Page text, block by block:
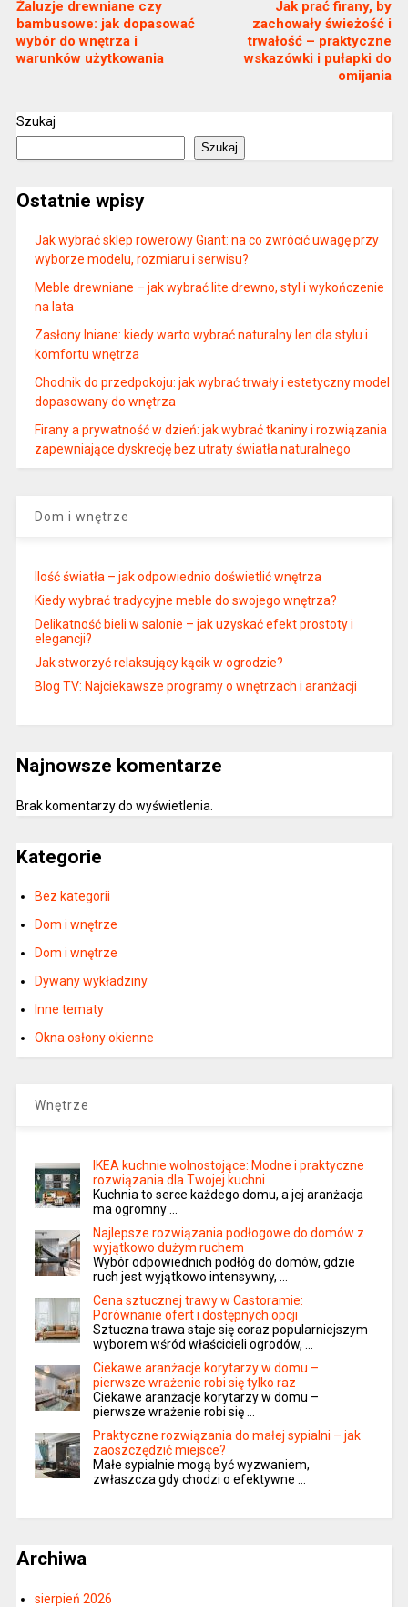
Żaluzje drewniane czy
bambusowe: jak dopasować
wybór do wnętrza i
warunków użytkowania
Jak prać firany, by
zachowały świeżość i
trwałość – praktyczne
wskazówki i pułapki do
omijania
Szukaj
Szukaj
Ostatnie wpisy
Jak wybrać sklep rowerowy Giant: na co zwrócić uwagę przy
wyborze modelu, rozmiaru i serwisu?
Meble drewniane – jak wybrać lite drewno, styl i wykończenie
na lata
Zasłony lniane: kiedy warto wybrać naturalny len dla stylu i
komfortu wnętrza
Chodnik do przedpokoju: jak wybrać trwały i estetyczny model
dopasowany do wnętrza
Firany a prywatność w dzień: jak wybrać tkaniny i rozwiązania
zapewniające dyskrecję bez utraty światła naturalnego
Dom i wnętrze
Ilość światła – jak odpowiednio doświetlić wnętrza
Kiedy wybrać tradycyjne meble do swojego wnętrza?
Delikatność bieli w salonie – jak uzyskać efekt prostoty i
elegancji?
Jak stworzyć relaksujący kącik w ogrodzie?
Blog TV: Najciekawsze programy o wnętrzach i aranżacji
Najnowsze komentarze
Brak komentarzy do wyświetlenia.
Kategorie
Bez kategorii
Dom i wnętrze
Dom i wnętrze
Dywany wykładziny
Inne tematy
Okna osłony okienne
Wnętrze
IKEA kuchnie wolnostojące: Modne i praktyczne
rozwiązania dla Twojej kuchni
Kuchnia to serce każdego domu, a jej aranżacja
ma ogromny …
Najlepsze rozwiązania podłogowe do domów z
wyjątkowo dużym ruchem
Wybór odpowiednich podłóg do domów, gdzie
ruch jest wyjątkowo intensywny, …
Cena sztucznej trawy w Castoramie:
Porównanie ofert i dostępnych opcji
Sztuczna trawa staje się coraz popularniejszym
wyborem wśród właścicieli ogrodów, …
Ciekawe aranżacje korytarzy w domu –
pierwsze wrażenie robi się tylko raz
Ciekawe aranżacje korytarzy w domu –
pierwsze wrażenie robi się …
Praktyczne rozwiązania do małej sypialni – jak
zaoszczędzić miejsce?
Małe sypialnie mogą być wyzwaniem,
zwłaszcza gdy chodzi o efektywne …
Archiwa
sierpień 2026